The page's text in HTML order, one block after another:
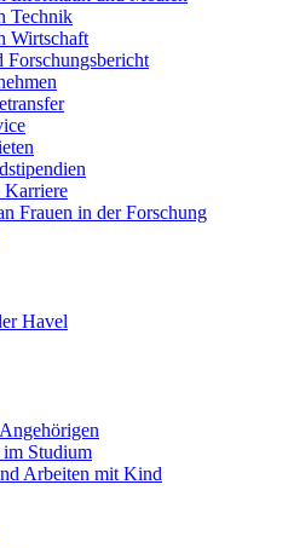
Technik
Wirtschaft
Forschungsbericht
Karriere
Frauen in der Forschung
Havel
im Studium
Arbeiten mit Kind